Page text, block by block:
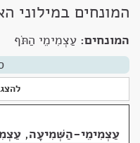
המונחים במילוני
המונחים: עַצְמִימֵי הַתֹּף
עַצְמִימֵי-הַשְּׁמִיעָה,